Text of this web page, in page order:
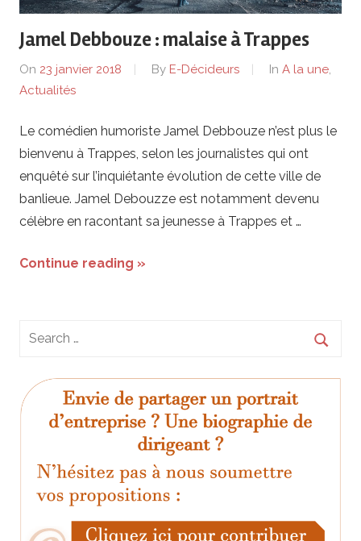
de
lentreprise
et
ses
dirigeants
Jamel Debbouze : malaise à Trappes
On 23 janvier 2018 By E-Décideurs In A la une,
Actualités
Le comédien humoriste Jamel Debbouze n’est plus le
bienvenu à Trappes, selon les journalistes qui ont
enquêté sur l’inquiétante évolution de cette ville de
banlieue. Jamel Debouzze est notamment devenu
célèbre en racontant sa jeunesse à Trappes et …
Continue reading »